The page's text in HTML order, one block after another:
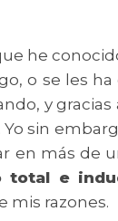
he
o se les
y gracias
Yo sin
en más de
total e
mis razones.